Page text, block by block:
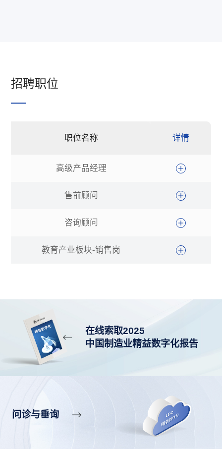
招聘职位
职位名称 详情
高级产品经理
售前顾问
咨询顾问
教育产业板块-销售岗
在线索取2025
中国制造业精益数字化报告
问诊与垂询